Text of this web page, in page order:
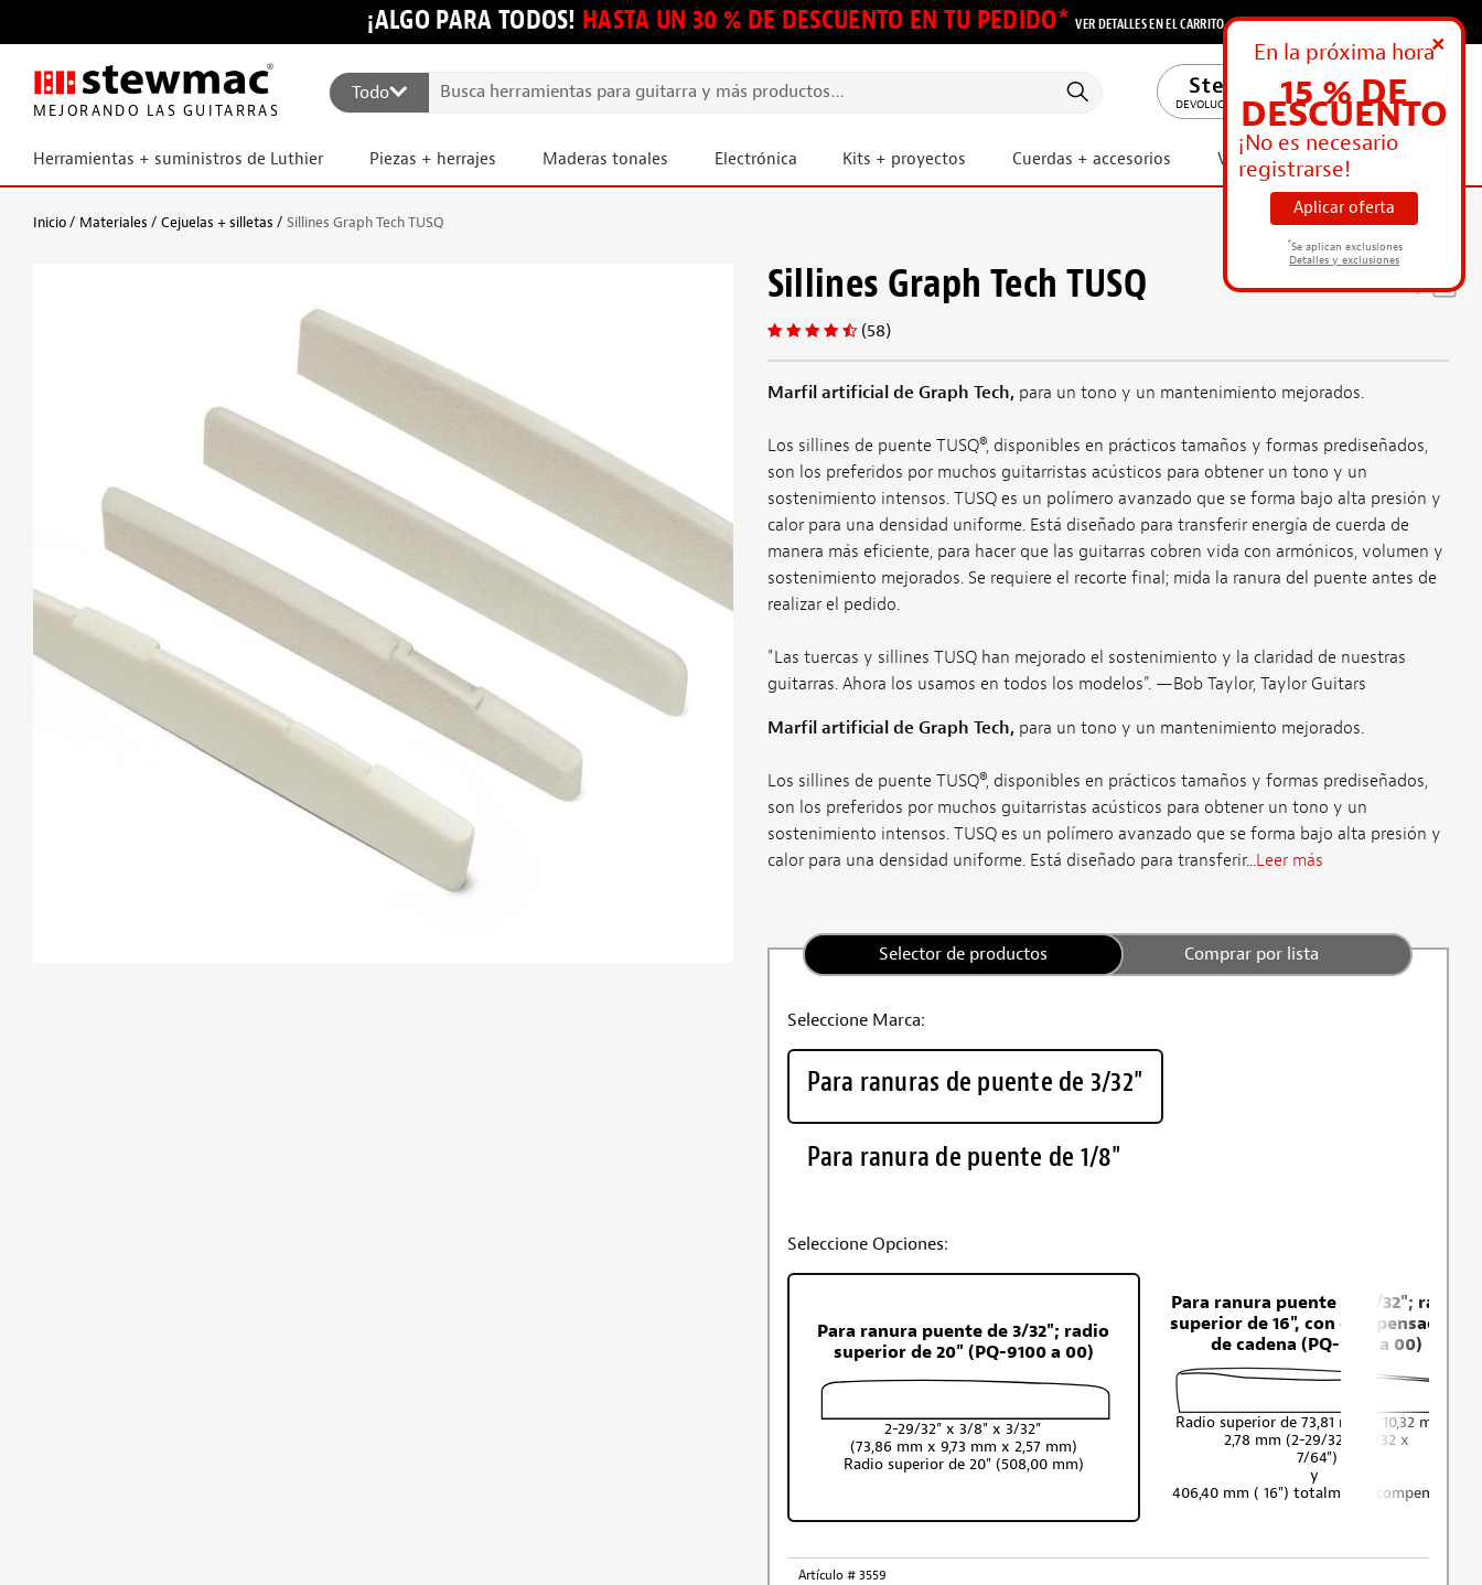
+
En la próxima hora
15 % DE
DESCUENTO
¡No es necesario
registrarse!
Aplicar oferta
*Se aplican exclusiones
Detalles y exclusiones
¡ALGO PARA TODOS! HASTA UN 30 % DE DESCUENTO EN TU PEDIDO*VER DETALLES EN EL CARRITO
MEJORANDO LAS GUITARRAS
Todo
DEVOLUCIONES GRATUITAS
ES
Herramientas + suministros de Luthier Piezas + herrajes Maderas tonales Electrónica Kits + proyectos Cuerdas + accesorios Vídeos + ideas
Inicio Materiales Cejuelas + silletas Sillines Graph Tech TUSQ
Sillines Graph Tech TUSQ
(58)
Marfil artificial de Graph Tech, para un tono y un mantenimiento mejorados.
Los sillines de puente TUSQ®, disponibles en prácticos tamaños y formas prediseñados,
son los preferidos por muchos guitarristas acústicos para obtener un tono y un
sostenimiento intensos. TUSQ es un polímero avanzado que se forma bajo alta presión y
calor para una densidad uniforme. Está diseñado para transferir energía de cuerda de
manera más eficiente, para hacer que las guitarras cobren vida con armónicos, volumen y
sostenimiento mejorados. Se requiere el recorte final; mida la ranura del puente antes de
realizar el pedido.
"Las tuercas y sillines TUSQ han mejorado el sostenimiento y la claridad de nuestras
guitarras. Ahora los usamos en todos los modelos”. —Bob Taylor, Taylor Guitars
Marfil artificial de Graph Tech, para un tono y un mantenimiento mejorados.
Los sillines de puente TUSQ®, disponibles en prácticos tamaños y formas prediseñados,
son los preferidos por muchos guitarristas acústicos para obtener un tono y un
sostenimiento intensos. TUSQ es un polímero avanzado que se forma bajo alta presión y
calor para una densidad uniforme. Está diseñado para transferir...Leer más
Selector de productos Comprar por lista
Seleccione Marca:
Para ranuras de puente de 3/32"
Para ranura de puente de 1/8"
Seleccione Opciones:
Para ranura puente de 3/32"; radio
superior de 20" (PQ-9100 a 00)
2-29/32" x 3/8" x 3/32"
(73,86 mm x 9,73 mm x 2,57 mm)
Radio superior de 20" (508,00 mm)
Para ranura puente de 3/32"; radio
superior de 16", con compensación
de cadena (PQ-9110 a 00)
Radio superior de 73,81 mm x 10,32 mm x
2,78 mm (2-29/32 x 13/32 x
7/64")
y
406,40 mm ( 16") totalmente compensado
Artículo # 3559